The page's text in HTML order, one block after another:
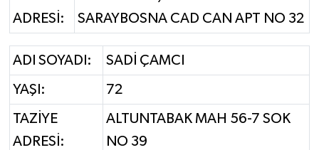
ADRESİ:
SARAYBOSNA CAD CAN APT NO 32
ADI SOYADI: SADİ ÇAMCI
YAŞI: 72
TAZİYE
ADRESİ:
ALTUNTABAK MAH 56-7 SOK
NO 39